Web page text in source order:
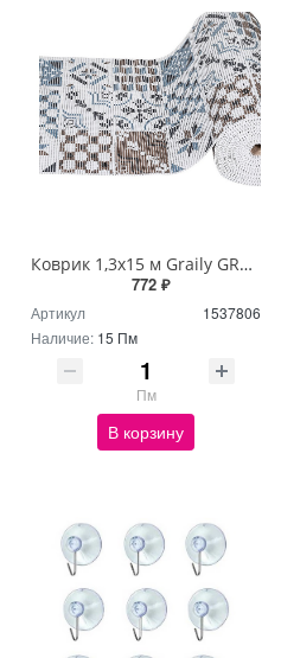
Коврик 1,3х15 м Graily GR1356A-130
772 ₽
Артикул
1537806
Наличие: 15 Пм
Пм
В корзину